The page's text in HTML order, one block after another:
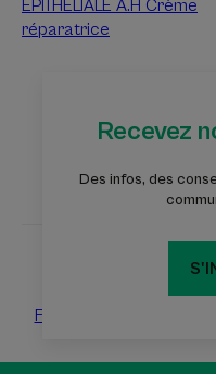
Recevez
Des infos, des
EPITHELIALE A.H Crème
réparatrice
Questions
Les sites
Fondation Eczéma